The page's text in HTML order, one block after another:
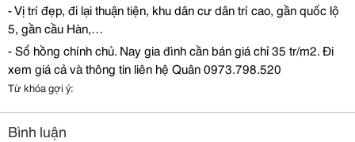
- Vịtríđẹp, đi lại thuận tiện, khu dân cưdân trí cao, gần quốc lộ
5, gần cầu Hàn,…
- Sổ hồng chính chủ. Nay giađình cần bán giá chỉ35 tr/m2.Đi
xem giá cảvà thông tin liên hệ Quân 0973.798.520
Từ khóa gợi ý:
Bình luận